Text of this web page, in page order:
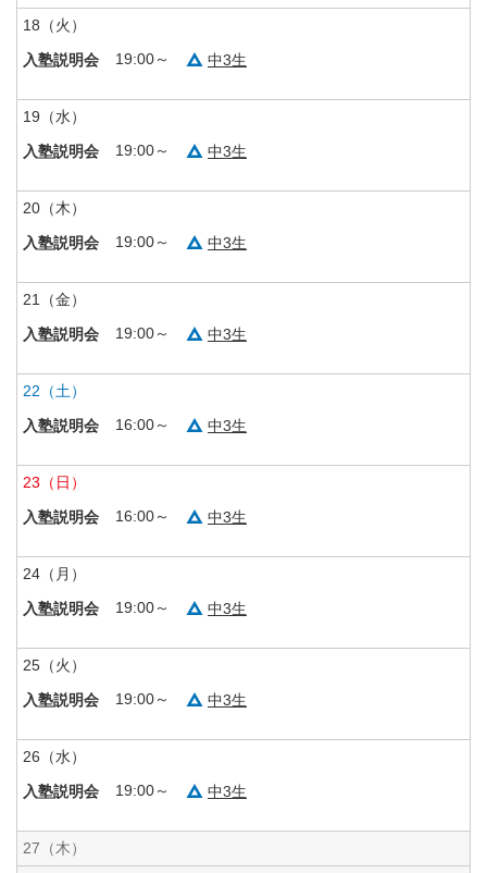
18 （火）
入塾説明会
19:00～ 中3生
19 （水）
入塾説明会
19:00～ 中3生
20 （木）
入塾説明会
19:00～ 中3生
21
（金）
入塾説明会
19:00～ 中3生
22 （土）
入塾説明会
16:00～ 中3生
23 （日）
入塾説明会
16:00～ 中3生
24 （月）
入塾説明会
19:00～ 中3生
25 （火）
入塾説明会
19:00～ 中3生
26 （水）
入塾説明会
19:00～ 中3生
27 （木）